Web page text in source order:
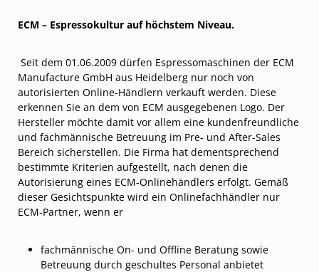
ECM – Espressokultur auf höchstem Niveau.
Seit dem 01.06.2009 dürfen Espressomaschinen der ECM
Manufacture GmbH aus Heidelberg nur noch von
autorisierten Online-Händlern verkauft werden. Diese
erkennen Sie an dem von ECM ausgegebenen Logo. Der
Hersteller möchte damit vor allem eine kundenfreundliche
und fachmännische Betreuung im Pre- und After-Sales
Bereich sicherstellen. Die Firma hat dementsprechend
bestimmte Kriterien aufgestellt, nach denen die
Autorisierung eines ECM-Onlinehändlers erfolgt. Gemäß
dieser Gesichtspunkte wird ein Onlinefachhändler nur
ECM-Partner, wenn er
fachmännische On- und Offline Beratung sowie
Betreuung durch geschultes Personal anbietet